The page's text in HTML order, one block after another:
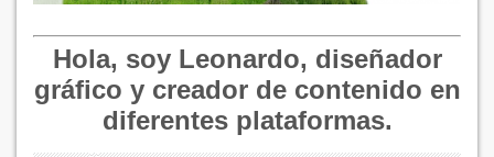
Hola, soy Leonardo, diseñador
gráfico y creador de contenido en
diferentes plataformas.